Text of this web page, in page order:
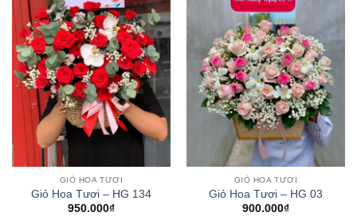
GIỎ HOA TƯƠI
Giỏ Hoa Tươi – HG 134
950.000₫
GIỎ HOA TƯƠI
Giỏ Hoa Tươi – HG 03
900.000₫